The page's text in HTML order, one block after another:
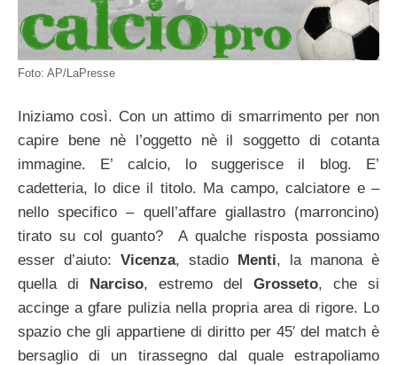
Foto: AP/LaPresse
Iniziamo così. Con un attimo di smarrimento per non
capire bene nè l’oggetto nè il soggetto di cotanta
immagine. E’ calcio, lo suggerisce il blog. E’
cadetteria, lo dice il titolo. Ma campo, calciatore e –
nello specifico – quell’affare giallastro (marroncino)
tirato su col guanto? A qualche risposta possiamo
esser d’aiuto: Vicenza, stadio Menti, la manona è
quella di Narciso, estremo del Grosseto, che si
accinge a gfare pulizia nella propria area di rigore. Lo
spazio che gli appartiene di diritto per 45′ del match è
bersaglio di un tirassegno dal quale estrapoliamo